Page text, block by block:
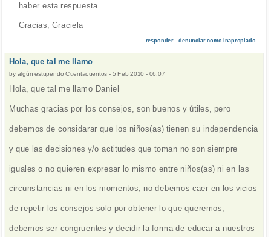
haber esta respuesta.
Gracias, Graciela
responder denunciar como inapropiado
Hola, que tal me llamo
by algún estupendo Cuentacuentos - 5 Feb 2010 - 06:07
Hola, que tal me llamo Daniel
Muchas gracias por los consejos, son buenos y útiles, pero
debemos de considarar que los niños(as) tienen su independencia
y que las decisiones y/o actitudes que toman no son siempre
iguales o no quieren expresar lo mismo entre niños(as) ni en las
circunstancias ni en los momentos, no debemos caer en los vicios
de repetir los consejos solo por obtener lo que queremos,
debemos ser congruentes y decidir la forma de educar a nuestros